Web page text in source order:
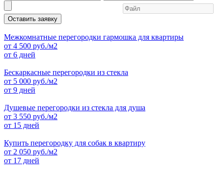
Оставить заявку
Межкомнатные перегородки гармошка для квартиры
от 4 500 руб./м2
от 6 дней
Бескаркасные перегородки из стекла
от 5 000 руб./м2
от 9 дней
Душевые перегородки из стекла для душа
от 3 550 руб./м2
от 15 дней
Купить перегородку для собак в квартиру
от 2 050 руб./м2
от 17 дней